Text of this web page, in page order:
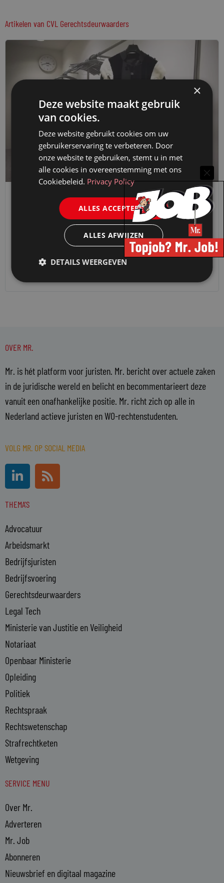
Artikelen van CVL Gerechtsdeurwaarders
VAN ONZE KENNISPARTNERS
RECHTERS WIJZEN
CONSUMENTENVORDERINGEN NIET MEER
VANZELF TOE
5 juni 2026 CVL Gerechtsdeurwaarders
OVER MR.
Mr. is hét platform voor juristen. Mr. bericht over actuele zaken
in de juridische wereld en belicht en becommentarieert deze
vanuit een onafhankelijke positie. Mr. richt zich op alle in
Nederland actieve juristen en WO-rechtenstudenten.
VOLG MR. OP SOCIAL MEDIA
L
i
n
k
d
i
n
-
i
n
R
s
s
THEMA'S
Advocatuur
Arbeidsmarkt
Bedrijfsjuristen
Bedrijfsvoering
Gerechtsdeurwaarders
Legal Tech
Ministerie van Justitie en Veiligheid
Notariaat
Openbaar Ministerie
Opleiding
Politiek
Rechtspraak
Rechtswetenschap
Strafrechtketen
Wetgeving
SERVICE MENU
Over Mr.
Adverteren
Mr. Job
Abonneren
Nieuwsbrief en digitaal magazine
×
Deze website maakt gebruik
van cookies.
Deze website gebruikt cookies om uw
gebruikerservaring te verbeteren. Door
onze website te gebruiken, stemt u in met
alle cookies in overeenstemming met ons
Cookiebeleid. Privacy Policy
ALLES ACCEPTEREN
ALLES AFWIJZEN
DETAILS WEERGEVEN